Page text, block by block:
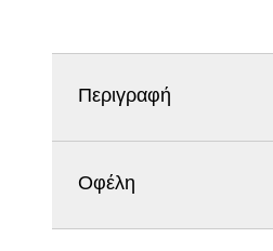
Περιγραφή
Οφέλη